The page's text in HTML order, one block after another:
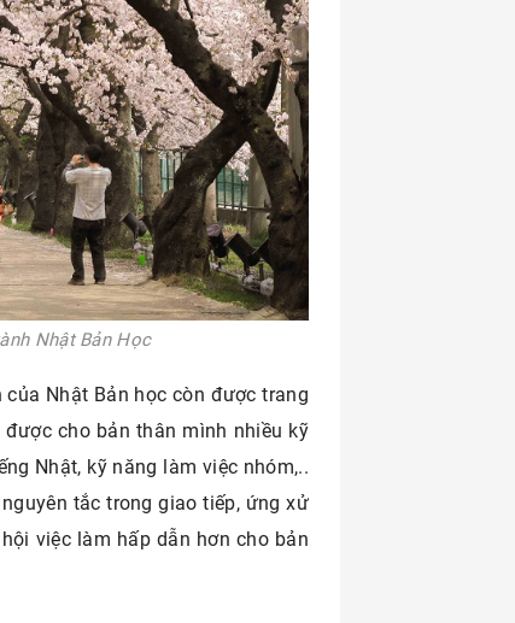
Nhật Bản Học
Nhật Bản học còn được trang
cho bản thân mình nhiều kỹ
Nhật, kỹ năng làm việc nhóm,..
tắc trong giao tiếp, ứng xử
việc làm hấp dẫn hơn cho bản